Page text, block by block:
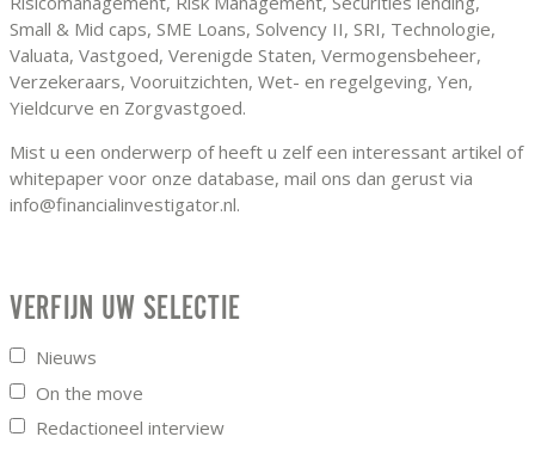
Small & Mid caps, SME Loans, Solvency II, SRI, Technologie,
Valuata, Vastgoed, Verenigde Staten, Vermogensbeheer,
Verzekeraars, Vooruitzichten, Wet- en regelgeving, Yen,
Yieldcurve en Zorgvastgoed.
Mist u een onderwerp of heeft u zelf een interessant artikel of
whitepaper voor onze database, mail ons dan gerust via
info@financialinvestigator.nl.
VERFIJN UW SELECTIE
Nieuws
On the move
Redactioneel interview